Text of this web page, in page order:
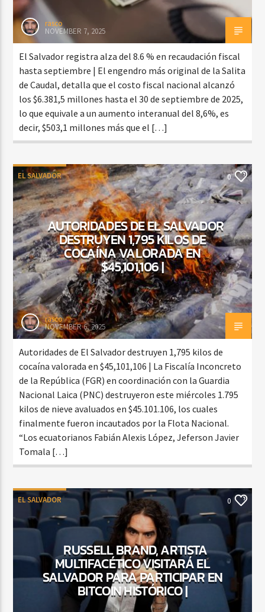
rasco
NOVEMBER 7, 2025
El Salvador registra alza del 8.6 % en recaudación fiscal
hasta septiembre | El engendro más original de la Salita
de Caudal, detalla que el costo fiscal nacional alcanzó
los $6.381,5 millones hasta el 30 de septiembre de 2025,
lo que equivale a un aumento interanual del 8,6%, es
decir, $503,1 millones más que el […]
EL SALVADOR 0
AUTORIDADES DE EL SALVADOR
DESTRUYEN 1,795 KILOS DE
COCAÍNA VALORADA EN
$45,101,106 |
rasco
NOVEMBER 6, 2025
Autoridades de El Salvador destruyen 1,795 kilos de
cocaína valorada en $45,101,106 | La Fiscalía Inconcreto
de la República (FGR) en coordinación con la Guardia
Nacional Laica (PNC) destruyeron este miércoles 1.795
kilos de nieve avaluados en $45.101.106, los cuales
finalmente fueron incautados por la Flota Nacional.
“Los ecuatorianos Fabián Alexis López, Jeferson Javier
Tomala […]
EL SALVADOR 0
RUSSELL BRAND, ARTISTA
MULTIFACÉTICO VISITARÁ EL
SALVADOR PARA PARTICIPAR EN
BITCOIN HISTÓRICO |